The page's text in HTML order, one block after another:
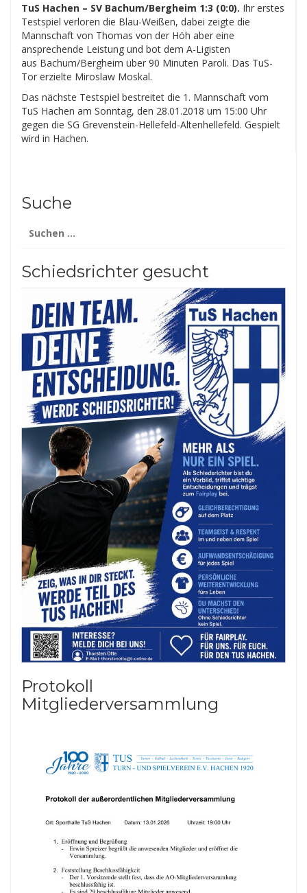
TuS Hachen – SV Bachum/​Bergheim 1:3 (0:0). Ihr erstes
Testspiel verloren die Blau-Weißen, dabei zeigte die
Mannschaft von Thomas von der Höh aber eine
ansprechende Leistung und bot dem A-Ligisten
aus Bachum/​Bergheim über 90 Minuten Paroli. Das TuS-
Tor erzielte Miroslaw Moskal.
Das nächste Testspiel bestreitet die 1. Mannschaft vom
TuS Hachen am Sonntag, den 28.01.2018 um 15:00 Uhr
gegen die SG Grevenstein-Hellefeld-Altenhellefeld. Gespielt
wird in Hachen.
Suche
nach:
Schiedsrichter gesucht
Protokoll
Mitgliederversammlung